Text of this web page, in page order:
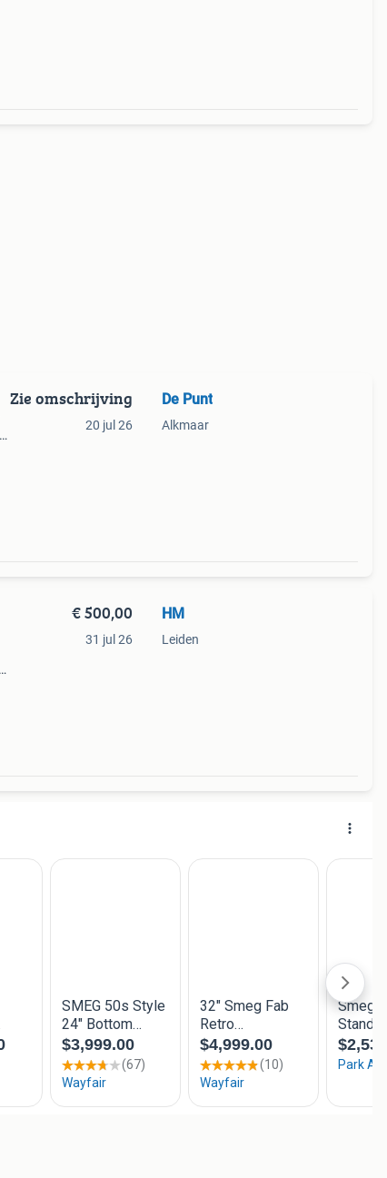
Zie omschrijving
20 jul 26
De Punt
Alkmaar
€ 500,00
31 jul 26
HM
Leiden